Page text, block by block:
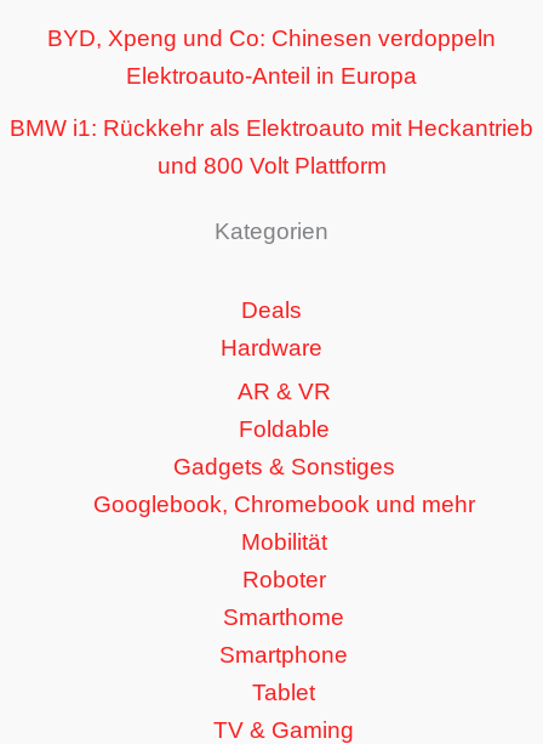
BYD, Xpeng und Co: Chinesen verdoppeln
Elektroauto-Anteil in Europa
BMW i1: Rückkehr als Elektroauto mit Heckantrieb
und 800 Volt Plattform
Kategorien
Deals
Hardware
AR & VR
Foldable
Gadgets & Sonstiges
Googlebook, Chromebook und mehr
Mobilität
Roboter
Smarthome
Smartphone
Tablet
TV & Gaming